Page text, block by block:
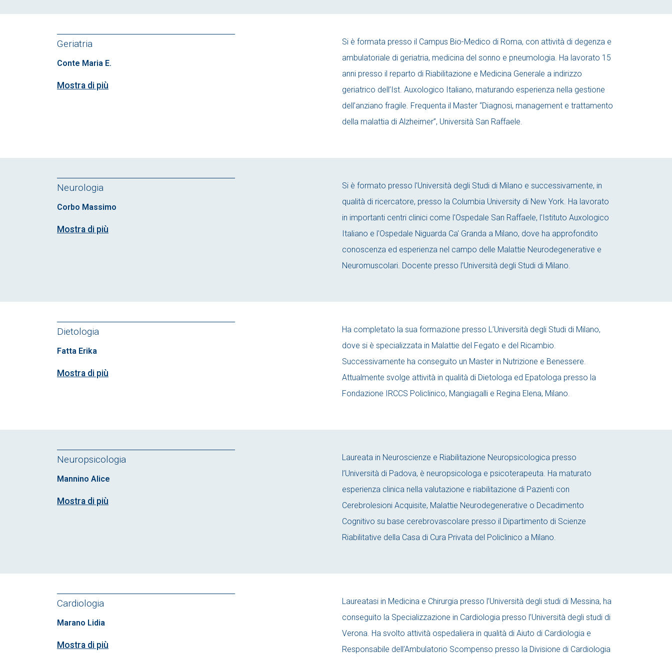
Geriatria
Conte Maria E.
Mostra di più
Si è formata presso il Campus Bio-Medico di Roma, con attività di degenza e
ambulatoriale di geriatria, medicina del sonno e pneumologia. Ha lavorato 15
anni presso il reparto di Riabilitazione e Medicina Generale a indirizzo
geriatrico dell’Ist. Auxologico Italiano, maturando esperienza nella gestione
dell’anziano fragile. Frequenta il Master “Diagnosi, management e trattamento
della malattia di Alzheimer”, Università San Raffaele.
Neurologia
Corbo Massimo
Mostra di più
Si è formato presso l'Università degli Studi di Milano e successivamente, in
qualità di ricercatore, presso la Columbia University di New York. Ha lavorato
in importanti centri clinici come l'Ospedale San Raffaele, l'Istituto Auxologico
Italiano e l'Ospedale Niguarda Ca' Granda a Milano, dove ha approfondito
conoscenza ed esperienza nel campo delle Malattie Neurodegenerative e
Neuromuscolari. Docente presso l’Università degli Studi di Milano.
Dietologia
Fatta Erika
Mostra di più
Ha completato la sua formazione presso L’Università degli Studi di Milano,
dove si è specializzata in Malattie del Fegato e del Ricambio.
Successivamente ha conseguito un Master in Nutrizione e Benessere.
Attualmente svolge attività in qualità di Dietologa ed Epatologa presso la
Fondazione IRCCS Policlinico, Mangiagalli e Regina Elena, Milano.
Neuropsicologia
Mannino Alice
Mostra di più
Laureata in Neuroscienze e Riabilitazione Neuropsicologica presso
l’Università di Padova, è neuropsicologa e psicoterapeuta. Ha maturato
esperienza clinica nella valutazione e riabilitazione di Pazienti con
Cerebrolesioni Acquisite, Malattie Neurodegenerative o Decadimento
Cognitivo su base cerebrovascolare presso il Dipartimento di Scienze
Riabilitative della Casa di Cura Privata del Policlinico a Milano.
Cardiologia
Marano Lidia
Mostra di più
Laureatasi in Medicina e Chirurgia presso l’Università degli studi di Messina, ha
conseguito la Specializzazione in Cardiologia presso l’Università degli studi di
Verona. Ha svolto attività ospedaliera in qualità di Aiuto di Cardiologia e
Responsabile dell’Ambulatorio Scompenso presso la Divisione di Cardiologia